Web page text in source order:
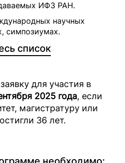
ИФЗ РАН.
научных
симпозиумах.
список
для участия в
2025 года, если
магистратуру или
36 лет.